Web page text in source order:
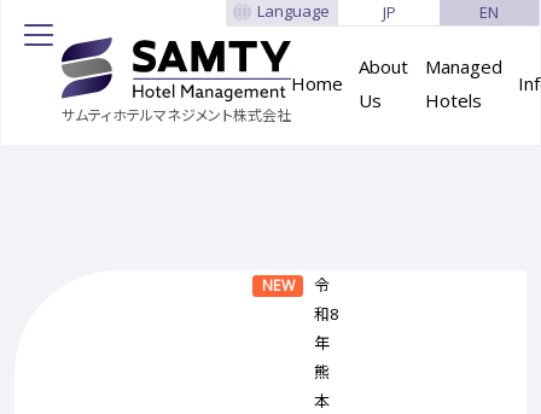
サムティホテルマネジメント株式会社
Home
About
Us
Managed
Hotels
Language JP EN
NEW
令
和8
年
熊
本